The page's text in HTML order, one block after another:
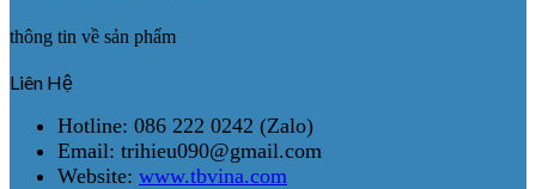
thông tin về sản phẩm
Liên Hệ
Hotline: 086 222 0242 (Zalo)
Email: trihieu090@gmail.com
Website: www.tbvina.com